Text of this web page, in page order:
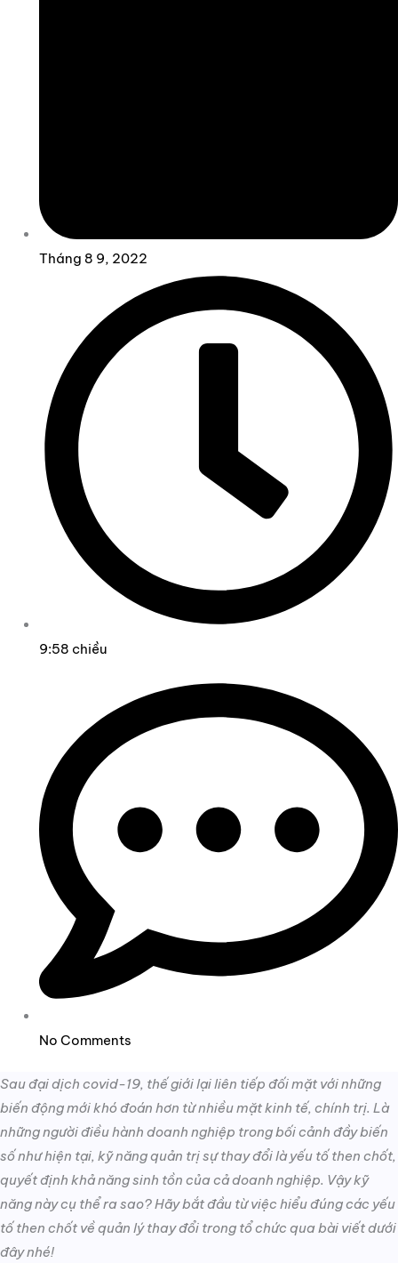
Tháng 8 9, 2022
9:58 chiều
No Comments
Sau đại dịch covid-19, thế giới lại liên tiếp đối mặt với những
biến động mới khó đoán hơn từ nhiều mặt kinh tế, chính trị. Là
những người điều hành doanh nghiệp trong bối cảnh đầy biến
số như hiện tại, kỹ năng quản trị sự thay đổi là yếu tố then chốt,
quyết định khả năng sinh tồn của cả doanh nghiệp. Vậy kỹ
năng này cụ thể ra sao? Hãy bắt đầu từ việc hiểu đúng các yếu
tố then chốt về quản lý thay đổi trong tổ chức qua bài viết dưới
đây nhé!